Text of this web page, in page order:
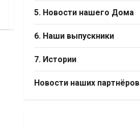
5. Новости нашего Дома
6. Наши выпускники
7. Истории
Новости наших партнёров